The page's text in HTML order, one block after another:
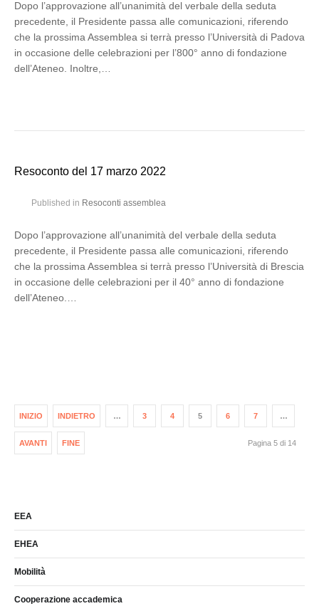
Dopo l’approvazione all’unanimità del verbale della seduta
precedente, il Presidente passa alle comunicazioni, riferendo
che la prossima Assemblea si terrà presso l’Università di Padova
in occasione delle celebrazioni per l’800° anno di fondazione
dell’Ateneo. Inoltre,…
Resoconto del 17 marzo 2022
Published in Resoconti assemblea
Dopo l’approvazione all’unanimità del verbale della seduta
precedente, il Presidente passa alle comunicazioni, riferendo
che la prossima Assemblea si terrà presso l’Università di Brescia
in occasione delle celebrazioni per il 40° anno di fondazione
dell’Ateneo.…
INIZIO INDIETRO … 3 4 5 6 7 …
AVANTI FINE Pagina 5 di 14
EEA
EHEA
Mobilità
Cooperazione accademica